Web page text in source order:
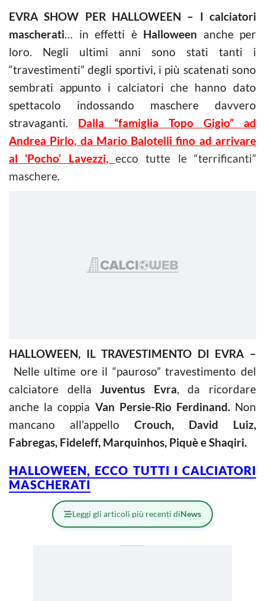
EVRA SHOW PER HALLOWEEN – I calciatori
mascherati… in effetti è Halloween anche per
loro. Negli ultimi anni sono stati tanti i
“travestimenti” degli sportivi, i più scatenati sono
sembrati appunto i calciatori che hanno dato
spettacolo indossando maschere davvero
stravaganti. Dalla “famiglia Topo Gigio” ad
Andrea Pirlo, da Mario Balotelli fino ad arrivare
al ‘Pocho’ Lavezzi, ecco tutte le “terrificanti”
maschere.
HALLOWEEN, IL TRAVESTIMENTO DI EVRA –
Nelle ultime ore il “pauroso” travestimento del
calciatore dellaJuventus Evra, da ricordare
anche la coppia Van Persie-Rio Ferdinand.Non
mancano all’appello Crouch, David Luiz,
Fabregas, Fideleff, Marquinhos, Piquè e Shaqiri.
HALLOWEEN, ECCO TUTTI I CALCIATORI
MASCHERATI
Leggi gli articoli più recenti diNews